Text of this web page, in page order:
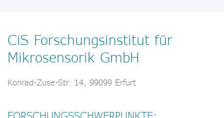
CiS Forschungsinstitut für
Mikrosensorik GmbH
Konrad-Zuse-Str. 14, 99099 Erfurt